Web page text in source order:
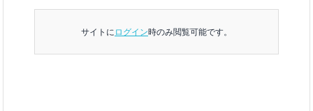
サイトに ログイン時のみ閲覧可能です。